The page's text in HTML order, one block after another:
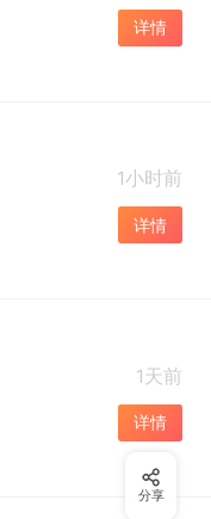
详情
1小时前
详情
1天前
详情
分享